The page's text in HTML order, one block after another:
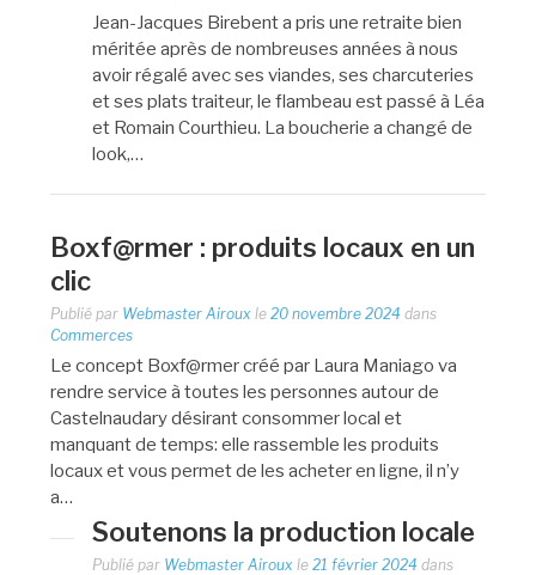
Jean-Jacques Birebent a pris une retraite bien
méritée après de nombreuses années à nous
avoir régalé avec ses viandes, ses charcuteries
et ses plats traiteur, le flambeau est passé à Léa
et Romain Courthieu. La boucherie a changé de
look,…
Boxf@rmer : produits locaux en un
clic
Publié par Webmaster Airoux le20 novembre 2024 dans
Commerces
Le concept Boxf@rmer créé par Laura Maniago va
rendre service à toutes les personnes autour de
Castelnaudary désirant consommer local et
manquant de temps: elle rassemble les produits
locaux et vous permet de les acheter en ligne, il n’y
a…
Soutenons la production locale
Publié par Webmaster Airoux le21 février 2024 dans